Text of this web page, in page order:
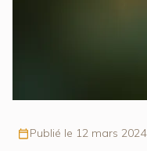
Publié le 12 mars 2024